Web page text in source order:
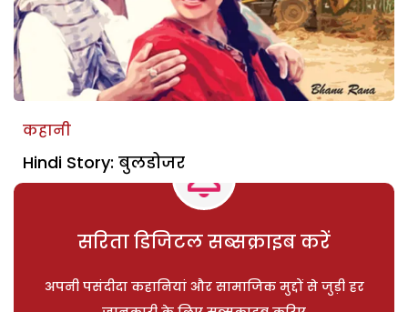
कहानी
Hindi Story: बुलडोजर
सरिता डिजिटल सब्सक्राइब करें
अपनी पसंदीदा कहानियां और सामाजिक मुद्दों से जुड़ी हर